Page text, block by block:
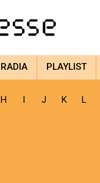
RADIA PLAYLIST
H I J K L